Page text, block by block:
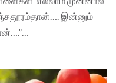
இன்னும்